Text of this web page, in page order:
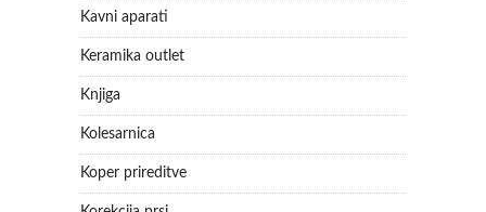
Kavni aparati
Keramika outlet
Knjiga
Kolesarnica
Koper prireditve